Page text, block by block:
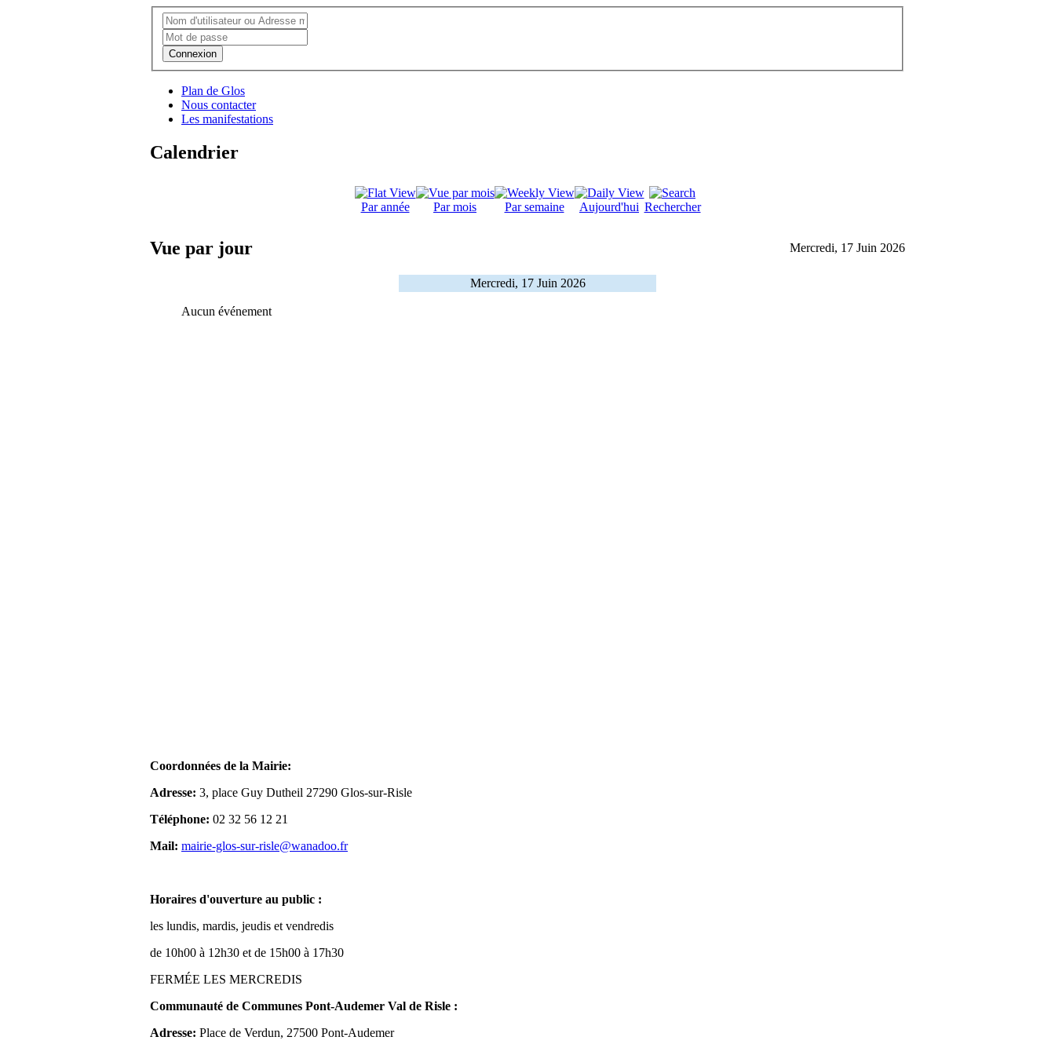
Connexion
Plan de Glos
Nous contacter
Les manifestations
Calendrier
Par année Par mois Par semaine Aujourd'hui Rechercher
Vue par jour Mercredi, 17 Juin 2026
Mercredi, 17 Juin 2026
Aucun événement
Coordonnées de la Mairie:
Adresse: 3, place Guy Dutheil 27290 Glos-sur-Risle
Téléphone: 02 32 56 12 21
Mail: mairie-glos-sur-risle@wanadoo.fr
Horaires d'ouverture au public :
les lundis, mardis, jeudis et vendredis
de 10h00 à 12h30 et de 15h00 à 17h30
FERMÉE LES MERCREDIS
Communauté de Communes Pont-Audemer Val de Risle :
Adresse: Place de Verdun, 27500 Pont-Audemer